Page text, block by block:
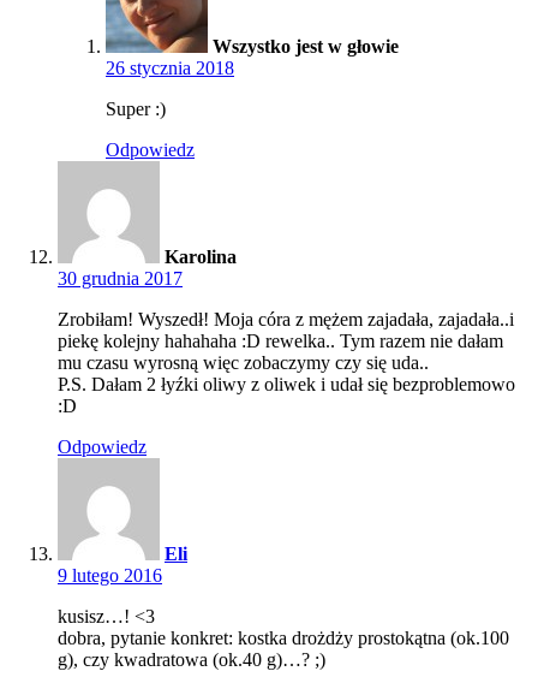
Wszystko jest w głowie
26 stycznia 2018
Super :)
Odpowiedz
Karolina
30 grudnia 2017
Zrobiłam! Wyszedł! Moja córa z mężem zajadała, zajadała..i
piekę kolejny hahahaha :D rewelka.. Tym razem nie dałam
mu czasu wyrosną więc zobaczymy czy się uda..
P.S. Dałam 2 łyźki oliwy z oliwek i udał się bezproblemowo
:D
Odpowiedz
Eli
9 lutego 2016
kusisz…! <3
dobra, pytanie konkret: kostka drożdży prostokątna (ok.100
g), czy kwadratowa (ok.40 g)…? ;)